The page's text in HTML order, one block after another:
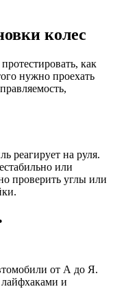
колес
как
нужно проехать
реагирует на руля.
или
проверить углы или
от А до Я.
и